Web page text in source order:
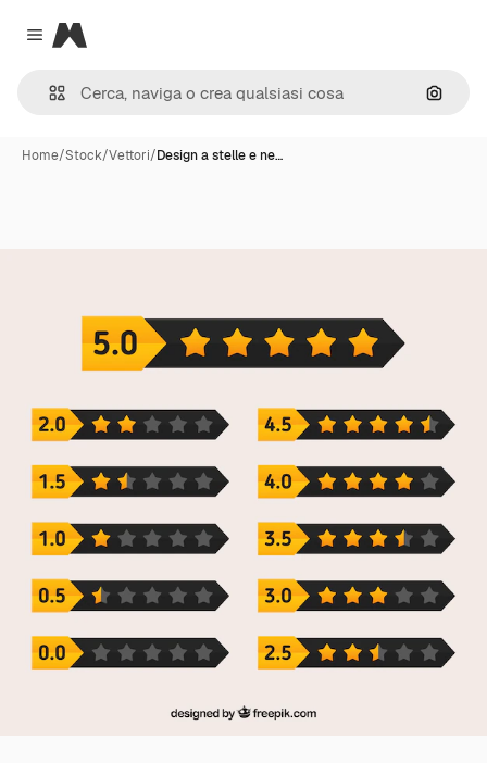
Close menu
Magnific
Cerca
Home/Stock/Vettori/Design a stelle e ne…